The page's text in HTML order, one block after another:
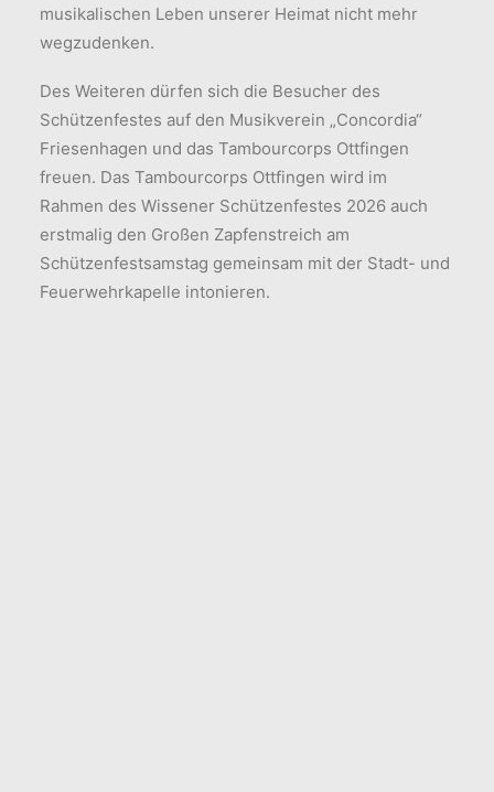
musikalischen Leben unserer Heimat nicht mehr
wegzudenken.
Des Weiteren dürfen sich die Besucher des
Schützenfestes auf den Musikverein „Concordia“
Friesenhagen und das Tambourcorps Ottfingen
freuen. Das Tambourcorps Ottfingen wird im
Rahmen des Wissener Schützenfestes 2026 auch
erstmalig den Großen Zapfenstreich am
Schützenfestsamstag gemeinsam mit der Stadt- und
Feuerwehrkapelle intonieren.